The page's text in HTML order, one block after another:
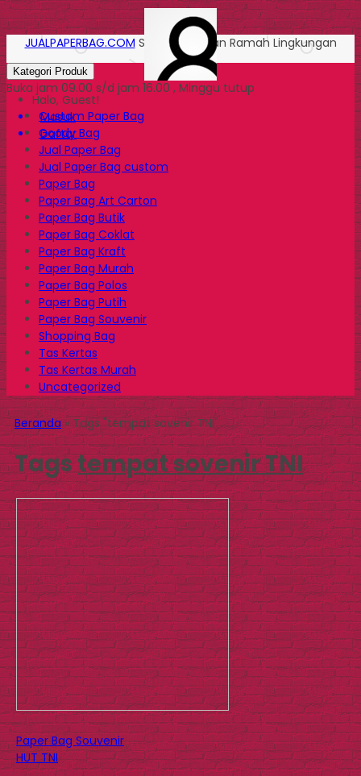
Halo, Guest!
Masuk
Daftar
JUALPAPERBAG.COM Solusi Kemasan Ramah Lingkungan
Kategori Produk
Buka jam 09.00 s/d jam 16.00 , Minggu tutup
Custom Paper Bag
Goody Bag
Jual Paper Bag
Jual Paper Bag custom
Paper Bag
Paper Bag Art Carton
Paper Bag Butik
Paper Bag Coklat
Paper Bag Kraft
Paper Bag Murah
Paper Bag Polos
Paper Bag Putih
Paper Bag Souvenir
Shopping Bag
Tas Kertas
Tas Kertas Murah
Uncategorized
Beranda»Tags "tempat sovenir TNI"
Tagstempat sovenir TNI
Paper Bag Souvenir
HUT TNI